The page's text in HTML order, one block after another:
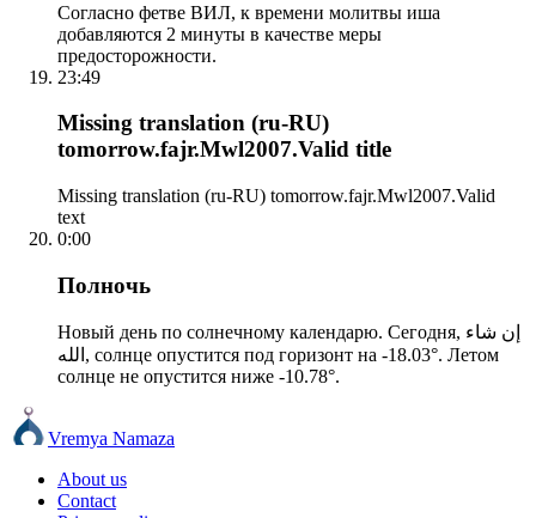
Согласно фетве ВИЛ, к времени молитвы иша
добавляются 2 минуты в качестве меры
предосторожности.
23:49
Missing translation (ru-RU)
tomorrow.fajr.Mwl2007.Valid title
Missing translation (ru-RU) tomorrow.fajr.Mwl2007.Valid
text
0:00
Полночь
Новый день по солнечному календарю. Сегодня, إن شاء
الله, солнце опустится под горизонт на -18.03°. Летом
солнце не опустится ниже -10.78°.
Vremya Namaza
About us
Contact